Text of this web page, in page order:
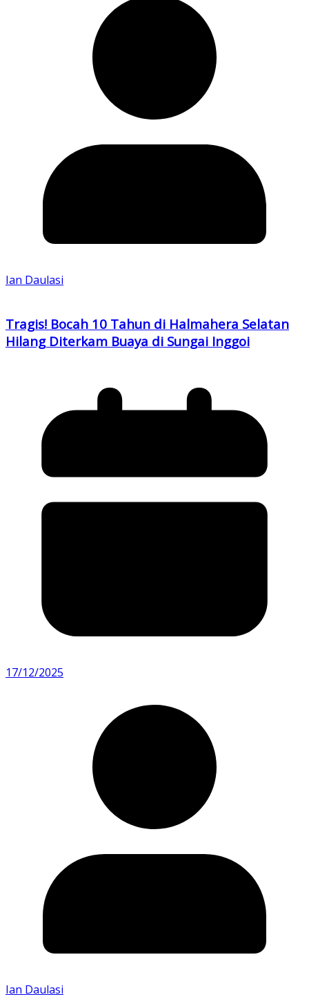
Ian Daulasi
Tragis! Bocah 10 Tahun di Halmahera Selatan
Hilang Diterkam Buaya di Sungai Inggoi
17/12/2025
Ian Daulasi